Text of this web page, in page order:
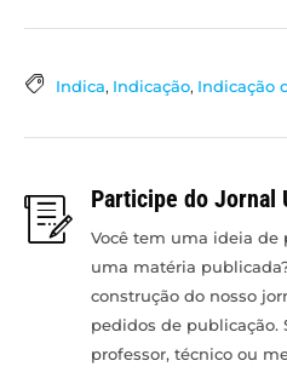
Indica, Indicação, Indicação
Participe do Jornal
Você tem uma ideia de
uma matéria
construção do nosso
pedidos de publicação.
professor, técnico ou